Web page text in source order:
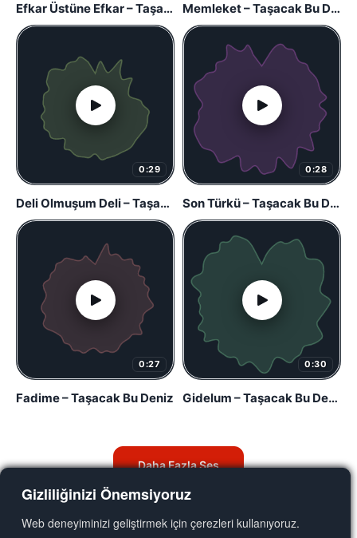
Gizliliğinizi Önemsiyoruz
Web deneyiminizi geliştirmek için çerezleri kullanıyoruz.
Efkar Üstüne Efkar – Taşacak Bu Deniz Memleket – Taşacak Bu Deniz
0:29
Deli Olmuşum Deli – Taşacak Bu Deniz
0:28
Son Türkü – Taşacak Bu Deniz
0:27
Fadime – Taşacak Bu Deniz
0:30
Gidelum – Taşacak Bu Deniz
Daha Fazla Ses